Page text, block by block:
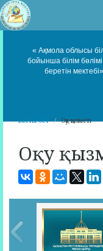
« Ақмола облысы
бойынша білім
беретін
Басты бет Оқу қызметі
Оқу